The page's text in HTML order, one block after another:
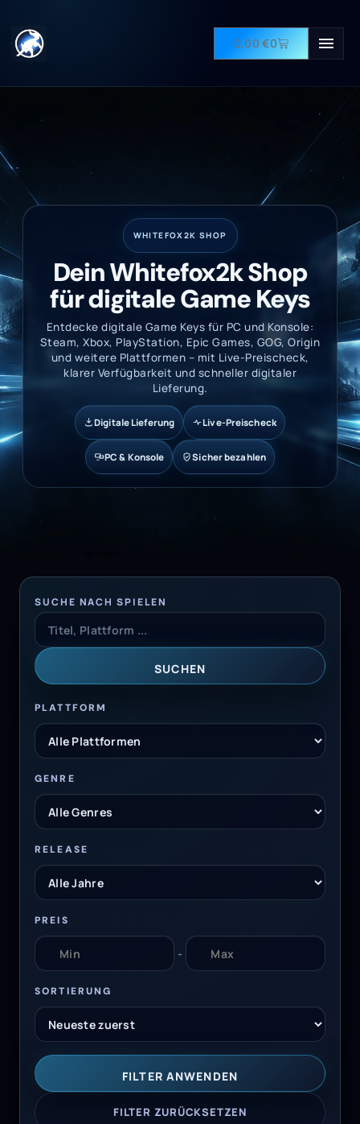
0,00€0
WHITEFOX2K SHOP
Dein Whitefox2k Shop
für digitale Game Keys
Entdecke digitale Game Keys für PC und Konsole:
Steam, Xbox, PlayStation, Epic Games, GOG, Origin
und weitere Plattformen – mit Live-Preischeck,
klarer Verfügbarkeit und schneller digitaler
Lieferung.
Digitale Lieferung Live-Preischeck
PC & Konsole Sicher bezahlen
SUCHE NACH SPIELEN
SUCHEN
PLATTFORM
GENRE
RELEASE
PREIS
-
SORTIERUNG
FILTER ANWENDEN
FILTER ZURÜCKSETZEN